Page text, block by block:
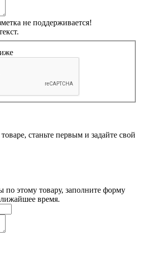
не поддерживается!
станьте первым и задайте свой
по этому товару, заполните форму
время.